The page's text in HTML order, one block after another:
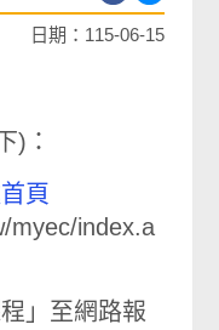
日期：115-06-15
)：
頁
myec/index.a
」 至網路報